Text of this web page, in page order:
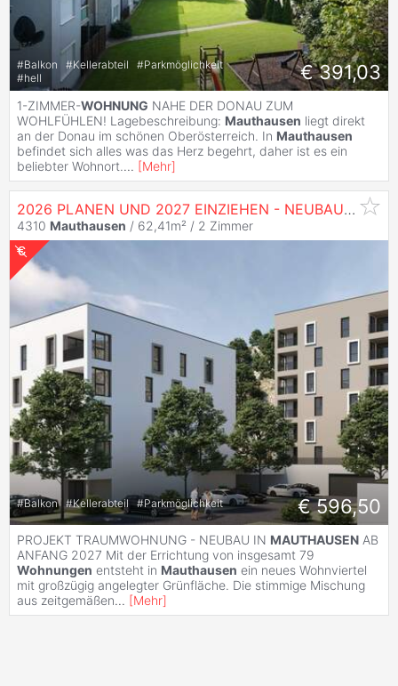
#Balkon #Kellerabteil #Parkmöglichkeit
#hell € 391,03
1-ZIMMER-WOHNUNG NAHE DER DONAU ZUM
WOHLFÜHLEN! Lagebeschreibung: Mauthausen liegt direkt
an der Donau im schönen Oberösterreich. In Mauthausen
befindet sich alles was das Herz begehrt, daher ist es ein
beliebter Wohnort.... [Mehr]
2026 PLANEN UND 2027 EINZIEHEN - NEUBAU IN
4310 Mauthausen / 62,41m² / 2 Zimmer
#Balkon #Kellerabteil #Parkmöglichkeit € 596,50
PROJEKT TRAUMWOHNUNG - NEUBAU IN MAUTHAUSEN AB
ANFANG 2027 Mit der Errichtung von insgesamt 79
Wohnungen entsteht in Mauthausen ein neues Wohnviertel
mit großzügig angelegter Grünfläche. Die stimmige Mischung
aus zeitgemäßen... [Mehr]